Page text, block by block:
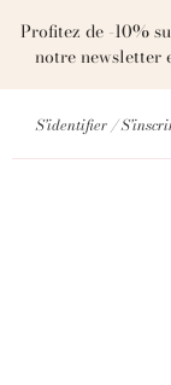
Profitez de -10%
notre newsletter
S'identifier